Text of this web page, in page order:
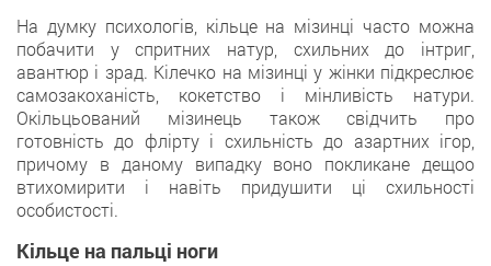
На думку психологів, кільце на мізинці часто можна
побачити у спритних натур, схильних до інтриг,
авантюр і зрад. Кілечко на мізинці у жінки підкреслює
самозакоханість, кокетство і мінливість натури.
Окільцьований мізинець також свідчить про
готовність до флірту і схильність до азартних ігор,
причому в даному випадку воно покликане дещоо
втихомирити і навіть придушити ці схильності
особистості.
Кільце на пальці ноги